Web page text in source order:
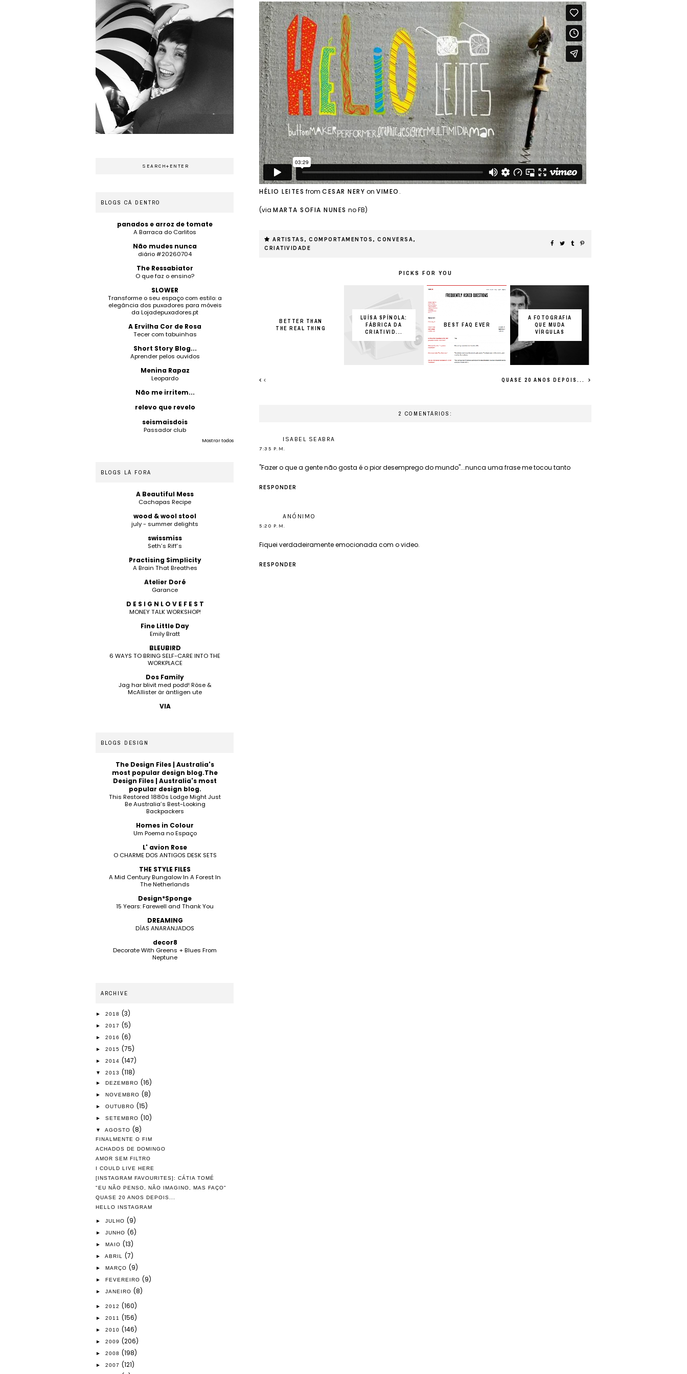
HÉLIO LEITES from CESAR NERY on VIMEO .
(via MARTA SOFIA NUNES no FB)
ARTISTAS , COMPORTAMENTOS , CONVERSA,
CRIATIVIDADE
PICKS FOR YOU
BETTER THAN
THE REAL THING
LUÍSA SPÍNOLA:
FÁBRICA DA
CRIATIVID...
BEST FAQ EVER
A FOTOGRAFIA
QUE MUDA
VÍRGULAS
QUASE 20 ANOS DEPOIS...
2 COMENTÁRIOS:
ISABEL SEABRA
7:35 P.M.
"Fazer o que a gente não gosta é o pior desemprego do mundo"...nunca uma frase me tocou tanto
RESPONDER
ANÓNIMO
5:20 P.M.
Fiquei verdadeiramente emocionada com o video.
RESPONDER
BLOGS CÁ DENTRO
panados e arroz de tomate
A Barraca do Carlitos
Não mudes nunca
diário #20260704
The Ressabiator
O que faz o ensino?
SLOWER
Transforme o seu espaço com estilo: a
elegância dos puxadores para móveis
da Lojadepuxadores.pt
A Ervilha Cor de Rosa
Tecer com tabuinhas
Short Story Blog...
Aprender pelos ouvidos
Menina Rapaz
Leopardo
Não me irritem...
relevo que revelo
seismaisdois
Passador club
Mostrar todos
BLOGS LÁ FORA
A Beautiful Mess
Cachapas Recipe
wood & wool stool
july - summer delights
swissmiss
Seth’s Riff’s
Practising Simplicity
A Brain That Breathes
Atelier Doré
Garance
D E S I G N L O V E F E S T
MONEY TALK WORKSHOP!
Fine Little Day
Emily Bratt
BLEUBIRD
6 WAYS TO BRING SELF-CARE INTO THE
WORKPLACE
Dos Family
Jag har blivit med podd! Röse &
McAllister är äntligen ute
VIA
BLOGS DESIGN
The Design Files | Australia's
most popular design blog.The
Design Files | Australia's most
popular design blog.
This Restored 1880s Lodge Might Just
Be Australia’s Best-Looking
Backpackers
Homes in Colour
Um Poema no Espaço
L' avion Rose
O CHARME DOS ANTIGOS DESK SETS
THE STYLE FILES
A Mid Century Bungalow In A Forest In
The Netherlands
Design*Sponge
15 Years: Farewell and Thank You
DREAMING
DÍAS ANARANJADOS
decor8
Decorate With Greens + Blues From
Neptune
ARCHIVE
► 2018 (3)
► 2017 (5)
► 2016 (6)
► 2015 (75)
► 2014 (147)
▼ 2013 (118)
► DEZEMBRO (16)
► NOVEMBRO (8)
► OUTUBRO (15)
► SETEMBRO (10)
▼ AGOSTO (8)
FINALMENTE O FIM
ACHADOS DE DOMINGO
AMOR SEM FILTRO
I COULD LIVE HERE
[INSTAGRAM FAVOURITES]: CÁTIA TOMÉ
"EU NÃO PENSO, NÃO IMAGINO, MAS FAÇO"
QUASE 20 ANOS DEPOIS...
HELLO INSTAGRAM
► JULHO (9)
► JUNHO (6)
► MAIO (13)
► ABRIL (7)
► MARÇO (9)
► FEVEREIRO (9)
► JANEIRO (8)
► 2012 (160)
► 2011 (156)
► 2010 (146)
► 2009 (206)
► 2008 (198)
► 2007 (121)